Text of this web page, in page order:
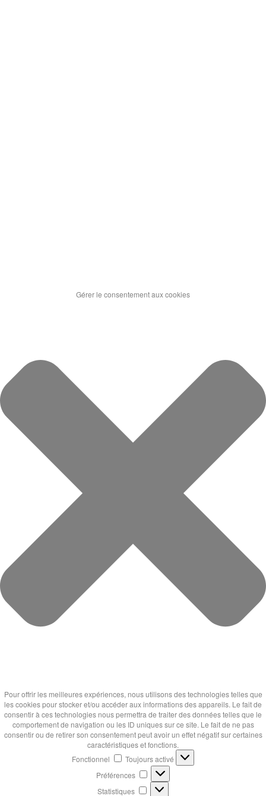
Gérer le consentement aux cookies
Pour offrir les meilleures expériences, nous utilisons des technologies telles que
les cookies pour stocker et/ou accéder aux informations des appareils. Le fait de
consentir à ces technologies nous permettra de traiter des données telles que le
comportement de navigation ou les ID uniques sur ce site. Le fait de ne pas
consentir ou de retirer son consentement peut avoir un effet négatif sur certaines
caractéristiques et fonctions.
Fonctionnel
Toujours activé
Préférences
Préférences
Statistiques Statistiques